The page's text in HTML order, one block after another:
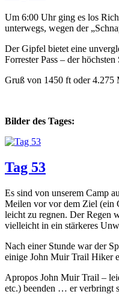
Um 6:00 Uhr ging es los
unterwegs, wegen der
Der Gipfel bietet eine
Forrester Pass – der
Gruß von 1450 ft oder 4.275
Bilder des Tages:
Tag 53
Es sind von unserem Camp
Meilen vor vor dem Ziel (ein
leicht zu regnen. Der Regen
vielleicht in ein stärkeres
Nach einer Stunde war der
einige John Muir Trail Hiker
Apropos John Muir Trail –
etc.) beenden … er verbringt